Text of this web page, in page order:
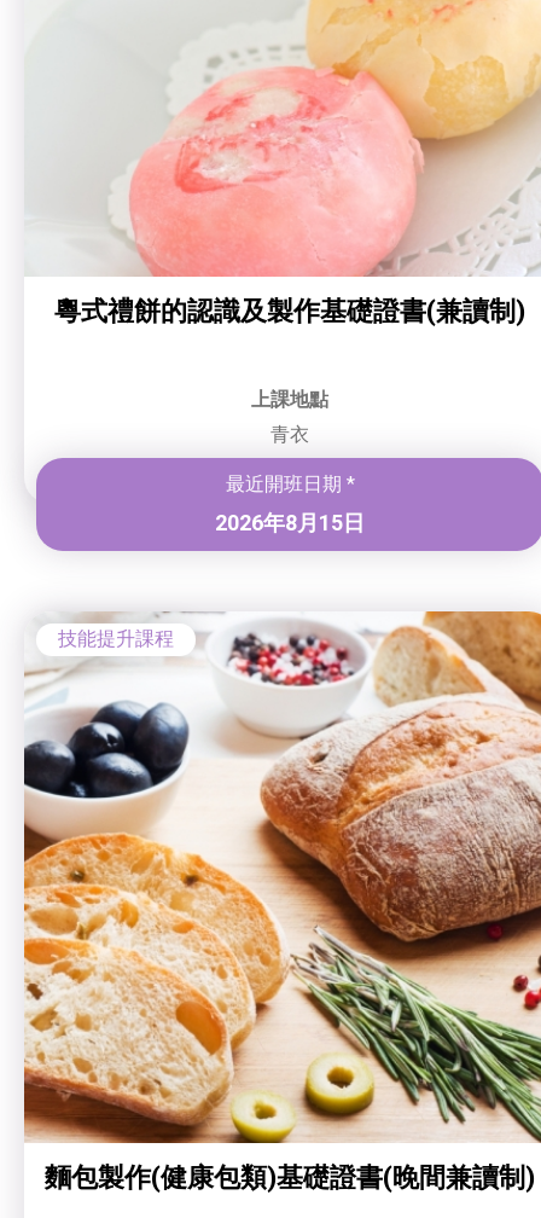
粵式禮餅的認識及製作基礎證書(兼讀制)
上課地點
青衣
最近開班日期 *
2026年8月15日
技能提升課程
麵包製作(健康包類)基礎證書(晚間兼讀制)